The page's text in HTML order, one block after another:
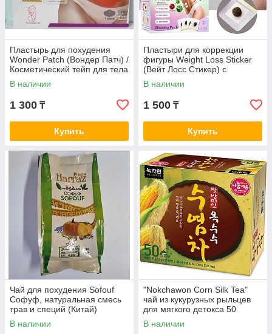
Пластырь для похудения
Wonder Patch (Вондер Патч) /
Косметический тейп для тела
(5 шт.)
В наличии
1 300 ₸
Купить
Пластыри для коррекции
фигуры Weight Loss Sticker
(Вейт Лосс Стикер) с
травяными шариками (30
шт.)
В наличии
1 500 ₸
Купить
Чай для похудения Sofouf
Софуф, натуральная смесь
трав и специй (Китай)
В наличии
"Nokchawon Corn Silk Tea"
чай из кукурузных рыльцев
для мягкого детокса 50
пакетиков
В наличии